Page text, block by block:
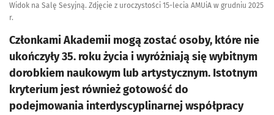
Widok na Salę Sesyjną. Zdjęcie z uroczystości 15-lecia AMUiA w grudniu 2025
r.
Członkami Akademii mogą zostać osoby, które nie
ukończyły 35. roku życia i wyróżniają się wybitnym
dorobkiem naukowym lub artystycznym. Istotnym
kryterium jest również gotowość do
podejmowania interdyscyplinarnej współpracy